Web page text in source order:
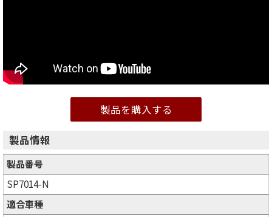
製品を購入する
製品情報
製品番号
SP7014-N
適合車種